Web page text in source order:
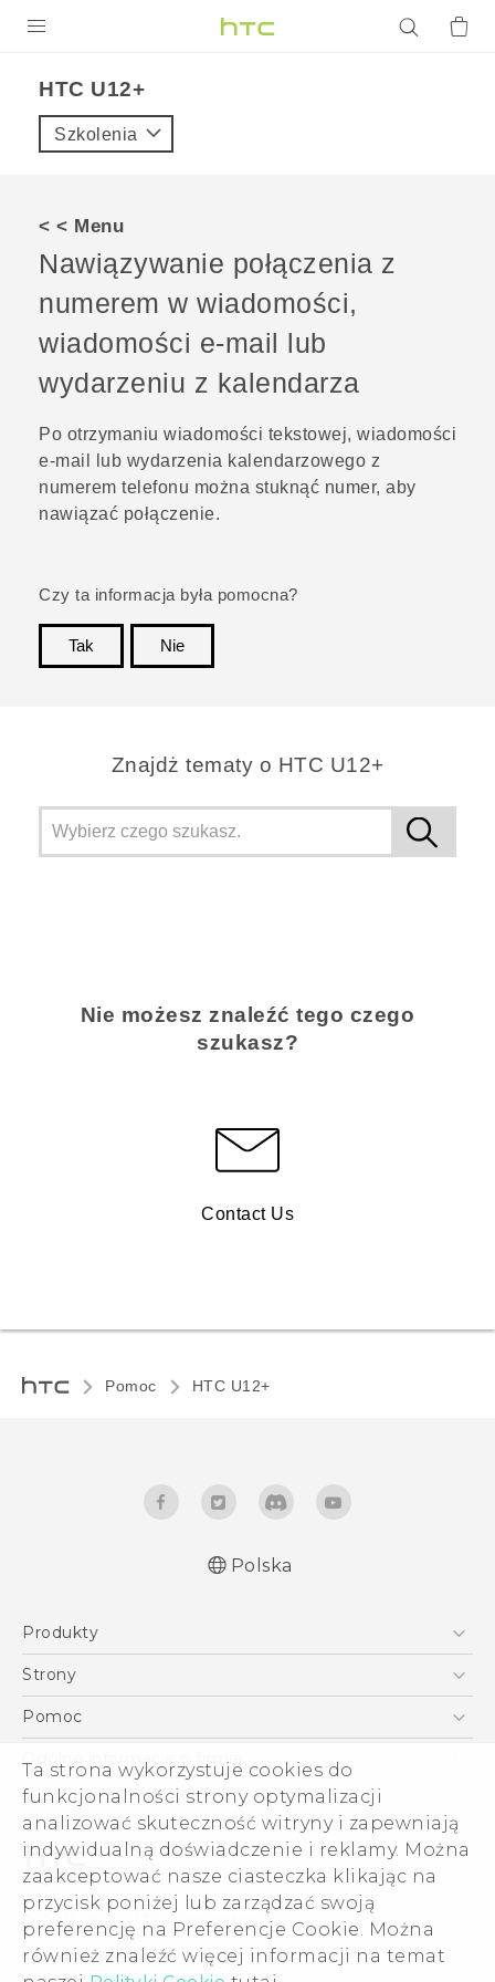
Ta strona wykorzystuje cookies do
funkcjonalności strony optymalizacji
analizować skuteczność witryny i zapewniają
indywidualną doświadczenie i reklamy. Można
zaakceptować nasze ciasteczka klikając na
przycisk poniżej lub zarządzać swoją
preferencję na Preferencje Cookie. Można
również znaleźć więcej informacji na temat
VIVE
VIVERSE
POMOC TECHNICZNA
Urządzenia i akcesoria HTC
Zaloguj się
HTC U12+‎
Szkolenia
< < Menu
Nawiązywanie połączenia z
numerem w wiadomości,
wiadomości e-mail lub
wydarzeniu z kalendarza
Po otrzymaniu wiadomości tekstowej, wiadomości
e-mail lub wydarzenia kalendarzowego z
numerem telefonu można stuknąć numer, aby
nawiązać połączenie.
Czy ta informacja była pomocna?
Tak
Nie
Znajdż tematy o HTC U12+
Nie możesz znaleźć tego czego
szukasz?
Contact Us
Pomoc HTC U12+‎
Polish - Wytyczne dotyczące bezpieczeństwa i
wytyczne wymagane przez prawo
Polska
Produkty
Smartfony
VIVE
Akcesoria
Strony
HTC Vive
Pomoc
Pomoc E-commerce
Ogólne informacje o firmie
ESG
Informacje o firmie
Dla inwestorów (angielski)
Cookie Preferences
Kariera
Security and Privacy Whitepaper
© 2011-2026 HTC Corporation
Warunki prawne